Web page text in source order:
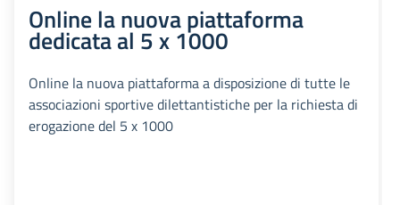
Online la nuova piattaforma
dedicata al 5 x 1000
Online la nuova piattaforma a disposizione di tutte le
associazioni sportive dilettantistiche per la richiesta di
erogazione del 5 x 1000